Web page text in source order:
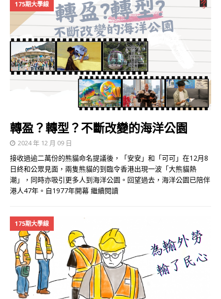
175期大學線
轉盈？轉型？不斷改變的海洋公園
2024 年 12 月 09 日
接收過逾二萬份的熊貓命名提議後，「安安」和「可可」在12月8
日終和公眾見面，兩隻熊貓的到臨令香港出現一波「大熊貓熱
潮」，同時亦吸引更多人到海洋公園。回望過去，海洋公園已陪伴
港人47年。自1977年開幕 繼續閱讀
175期大學線